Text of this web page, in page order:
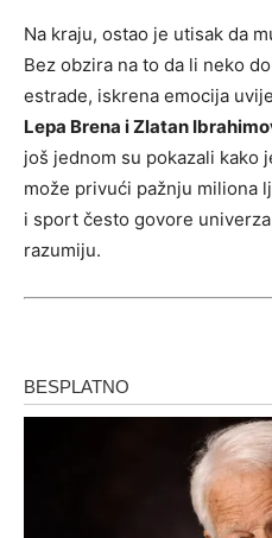
Na kraju, ostao je utisak da
Bez obzira na to da li neko
estrade, iskrena emocija
Lepa Brena i Zlatan
još jednom su pokazali kako
može privući pažnju miliona
i sport često govore
razumiju.